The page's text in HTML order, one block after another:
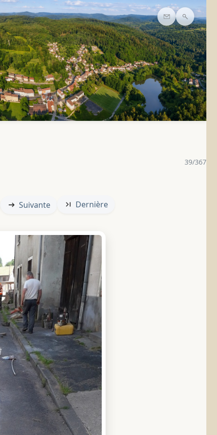
Contact
39/367
Suivante Dernière